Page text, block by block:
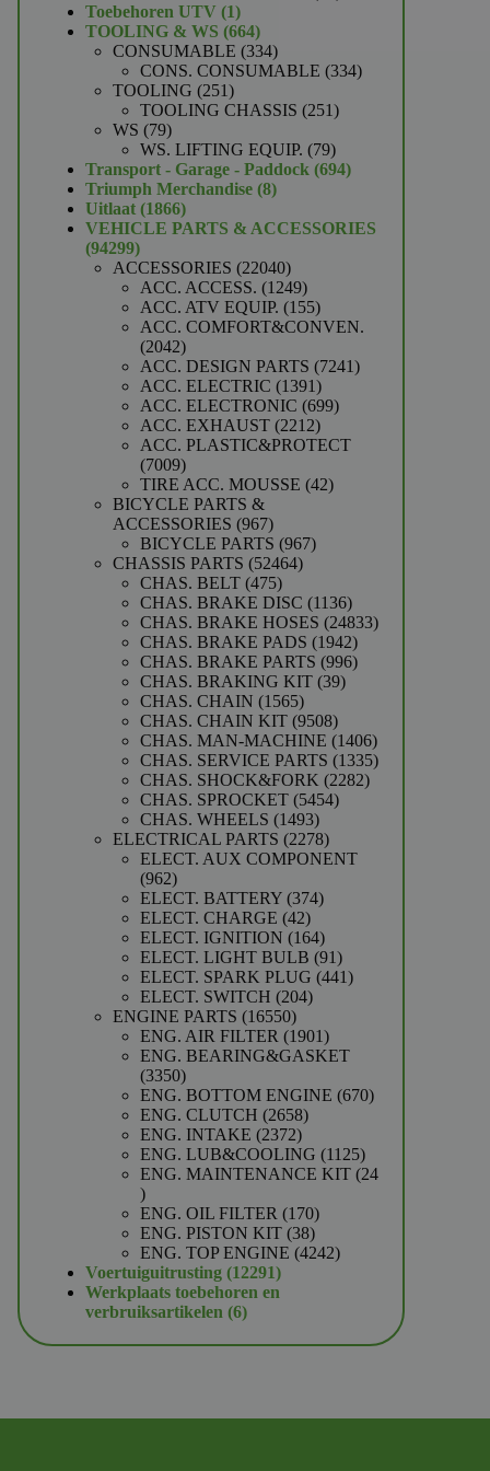
Toebehoren UTV 11
product
TOOLING & WS 664664
producten
CONSUMABLE 334334
producten
CONS. CONSUMABLE 334334
TOOLING 251251
producten
TOOLING CHASSIS 251251
WS 7979
producten
WS. LIFTING EQUIP. 7979
producten
Transport - Garage - Paddock 694694
Triumph Merchandise 88
Uitlaat 18661866
producten
VEHICLE PARTS & ACCESSORIES
9429994299
producten
ACCESSORIES 2204022040
producten
ACC. ACCESS. 12491249
producten
ACC. ATV EQUIP. 155155
producten
ACC. COMFORT&CONVEN.
20422042
producten
ACC. DESIGN PARTS 72417241
ACC. ELECTRIC 13911391
producten
ACC. ELECTRONIC 699699
ACC. EXHAUST 22122212
producten
ACC. PLASTIC&PROTECT
70097009
producten
TIRE ACC. MOUSSE 4242
BICYCLE PARTS &
ACCESSORIES 967967
producten
BICYCLE PARTS 967967
CHASSIS PARTS 5246452464
CHAS. BELT 475475
producten
CHAS. BRAKE DISC 11361136
producten
CHAS. BRAKE HOSES 2483324833
CHAS. BRAKE PADS 19421942
producten
CHAS. BRAKE PARTS 996996
CHAS. BRAKING KIT 3939
CHAS. CHAIN 15651565
producten
CHAS. CHAIN KIT 95089508
producten
CHAS. MAN-MACHINE 14061406
producten
CHAS. SERVICE PARTS 13351335
CHAS. SHOCK&FORK 22822282
CHAS. SPROCKET 54545454
CHAS. WHEELS 14931493
producten
ELECTRICAL PARTS 22782278
producten
ELECT. AUX COMPONENT
962962
producten
ELECT. BATTERY 374374
ELECT. CHARGE 4242
producten
ELECT. IGNITION 164164
producten
ELECT. LIGHT BULB 9191
producten
ELECT. SPARK PLUG 441441
ELECT. SWITCH 204204
ENGINE PARTS 1655016550
producten
ENG. AIR FILTER 19011901
producten
ENG. BEARING&GASKET
33503350
producten
ENG. BOTTOM ENGINE 670670
ENG. CLUTCH 26582658
ENG. INTAKE 23722372
producten
ENG. LUB&COOLING 11251125
producten
ENG. MAINTENANCE KIT 24
24
producten
ENG. OIL FILTER 170170
producten
ENG. PISTON KIT 3838
producten
ENG. TOP ENGINE 42424242
Voertuiguitrusting 1229112291
producten
Werkplaats toebehoren en
verbruiksartikelen 66